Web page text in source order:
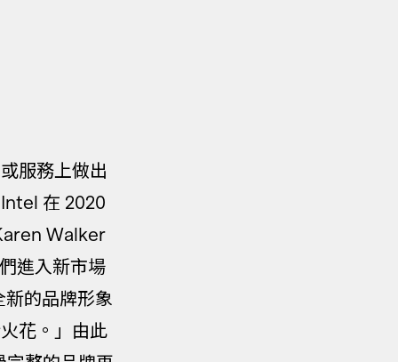
服務上做出
在 2020
Walker
進入新市場
的品牌形象
花。」由此